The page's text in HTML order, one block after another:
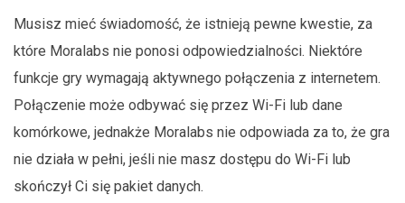
Musisz mieć świadomość, że istnieją pewne kwestie, za
które Moralabs nie ponosi odpowiedzialności. Niektóre
funkcje gry wymagają aktywnego połączenia z internetem.
Połączenie może odbywać się przez Wi-Fi lub dane
komórkowe, jednakże Moralabs nie odpowiada za to, że gra
nie działa w pełni, jeśli nie masz dostępu do Wi-Fi lub
skończył Ci się pakiet danych.